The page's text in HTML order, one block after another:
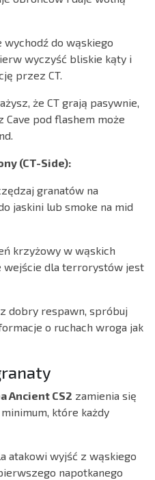
wychodź do wąskiego
wyczyść bliskie kąty i
przez CT.
że CT grają pasywnie,
pod flashem może
(CT-Side):
granatów na
jaskini lub smoke na mid
krzyżowy w wąskich
wejście dla terrorystów jest
dobry respawn, spróbuj
o ruchach wroga jak
Ancient CS2 zamienia się
które każdy
atakowi wyjść z wąskiego
napotkanego